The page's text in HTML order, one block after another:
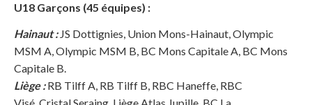
U18 Garçons (45 équipes) :
Hainaut : JS Dottignies, Union Mons-Hainaut, Olympic
MSM A, Olympic MSM B, BC Mons Capitale A, BC Mons
Capitale B.
Liège :RB Tilff A, RB Tilff B, RBC Haneffe, RBC